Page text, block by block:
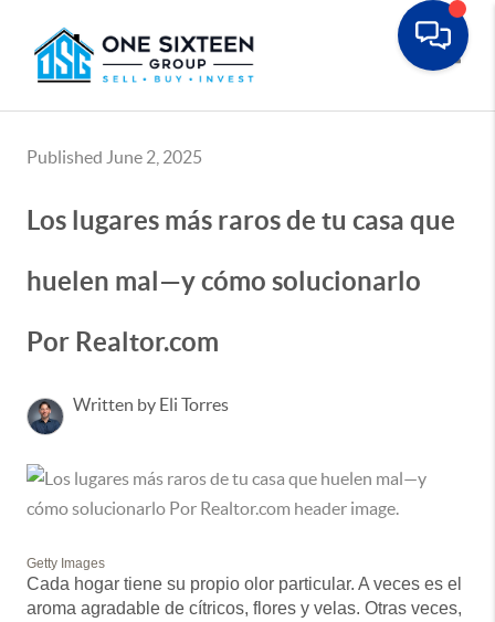
Published June 2, 2025
Los lugares más raros de tu casa que
huelen mal—y cómo solucionarlo
Por Realtor.com
Written by Eli Torres
Getty Images
Cada hogar tiene su propio olor particular. A veces es el
aroma agradable de cítricos, flores y velas. Otras veces,